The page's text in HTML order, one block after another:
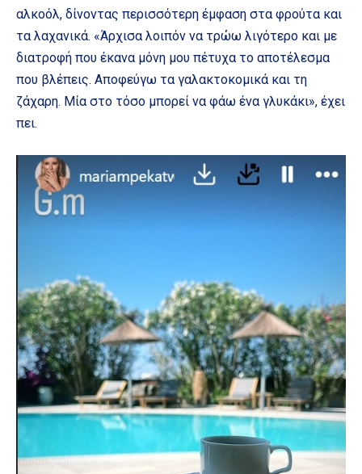
αλκοόλ, δίνοντας περισσότερη έμφαση στα φρούτα και
τα λαχανικά. «Άρχισα λοιπόν να τρώω λιγότερο και με
διατροφή που έκανα μόνη μου πέτυχα το αποτέλεσμα
που βλέπεις. Αποφεύγω τα γαλακτοκομικά και τη
ζάχαρη. Μία στο τόσο μπορεί να φάω ένα γλυκάκι», έχει
πει.